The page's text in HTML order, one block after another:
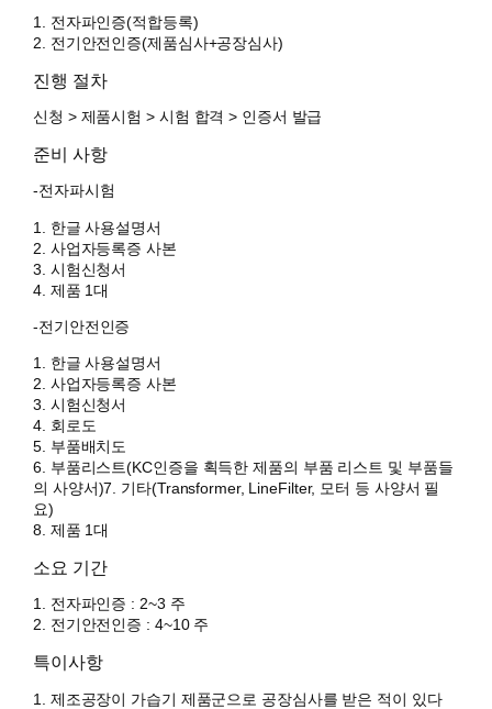
1. 전자파인증(적합등록)
2. 전기안전인증(제품심사+공장심사)
진행 절차
신청 > 제품시험 > 시험 합격 > 인증서 발급
준비 사항
-전자파시험
1. 한글 사용설명서
2. 사업자등록증 사본
3. 시험신청서
4. 제품 1대
-전기안전인증
1. 한글 사용설명서
2. 사업자등록증 사본
3. 시험신청서
4. 회로도
5. 부품배치도
6. 부품리스트(KC인증을 획득한 제품의 부품 리스트 및 부품들
의 사양서)7. 기타(Transformer, LineFilter, 모터 등 사양서 필
요)
8. 제품 1대
소요 기간
1. 전자파인증 : 2~3 주
2. 전기안전인증 : 4~10 주
특이사항
1. 제조공장이 가습기 제품군으로 공장심사를 받은 적이 있다